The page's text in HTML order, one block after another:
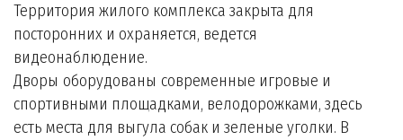
Территория жилого комплекса закрыта для
посторонних и охраняется, ведется
видеонаблюдение.
Дворы оборудованы современные игровые и
спортивными площадками, велодорожками, здесь
есть места для выгула собак и зеленые уголки. В